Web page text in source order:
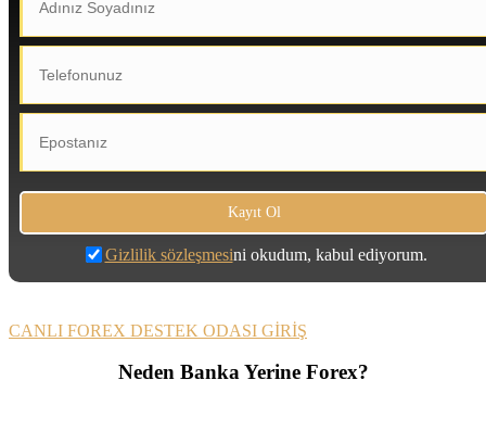
Gizlilik sözleşmesini okudum, kabul ediyorum.
CANLI FOREX DESTEK ODASI GİRİŞ
Neden Banka Yerine Forex?